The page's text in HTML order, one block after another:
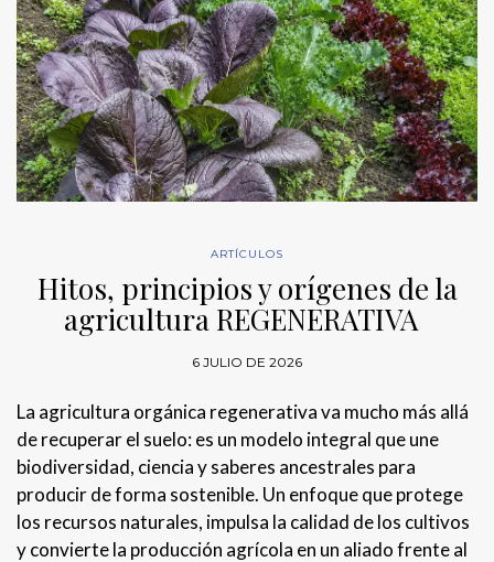
ARTÍCULOS
Hitos, principios y orígenes de la
agricultura REGENERATIVA
6 JULIO DE 2026
La agricultura orgánica regenerativa va mucho más allá
de recuperar el suelo: es un modelo integral que une
biodiversidad, ciencia y saberes ancestrales para
producir de forma sostenible. Un enfoque que protege
los recursos naturales, impulsa la calidad de los cultivos
y convierte la producción agrícola en un aliado frente al